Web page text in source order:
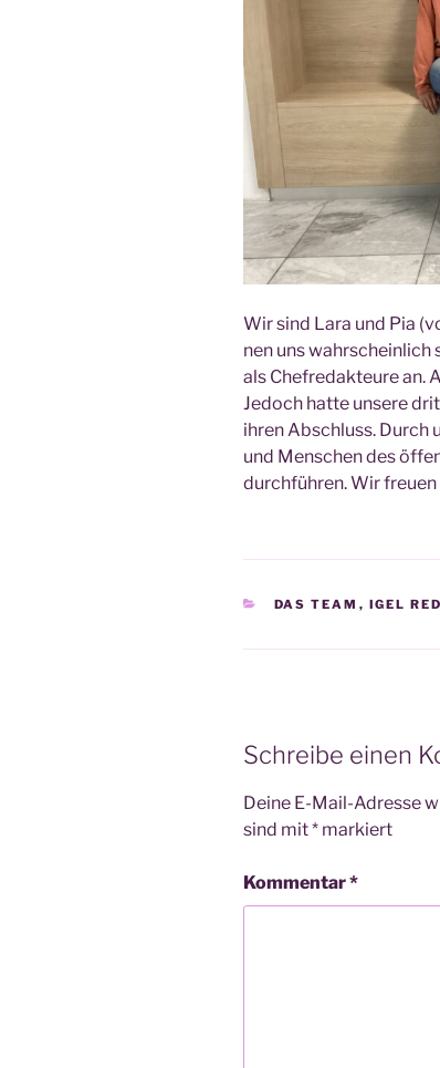
Wir sind Lara und Pia
nen uns wahr­schein­lich
als Chef­re­dak­teu­re an.
Jedoch hat­te unse­re
ihren Abschluss. Durch
und Men­schen des
durch­füh­ren. Wir freu­en
KATEGORIEN
DAS TEAM , IGEL
Schreibe einen
Deine E-Mail-Adresse
sind mit* markiert
Kommentar*